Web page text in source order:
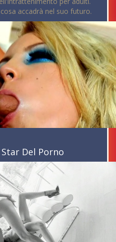
accadrà nel suo futuro.
Del Porno